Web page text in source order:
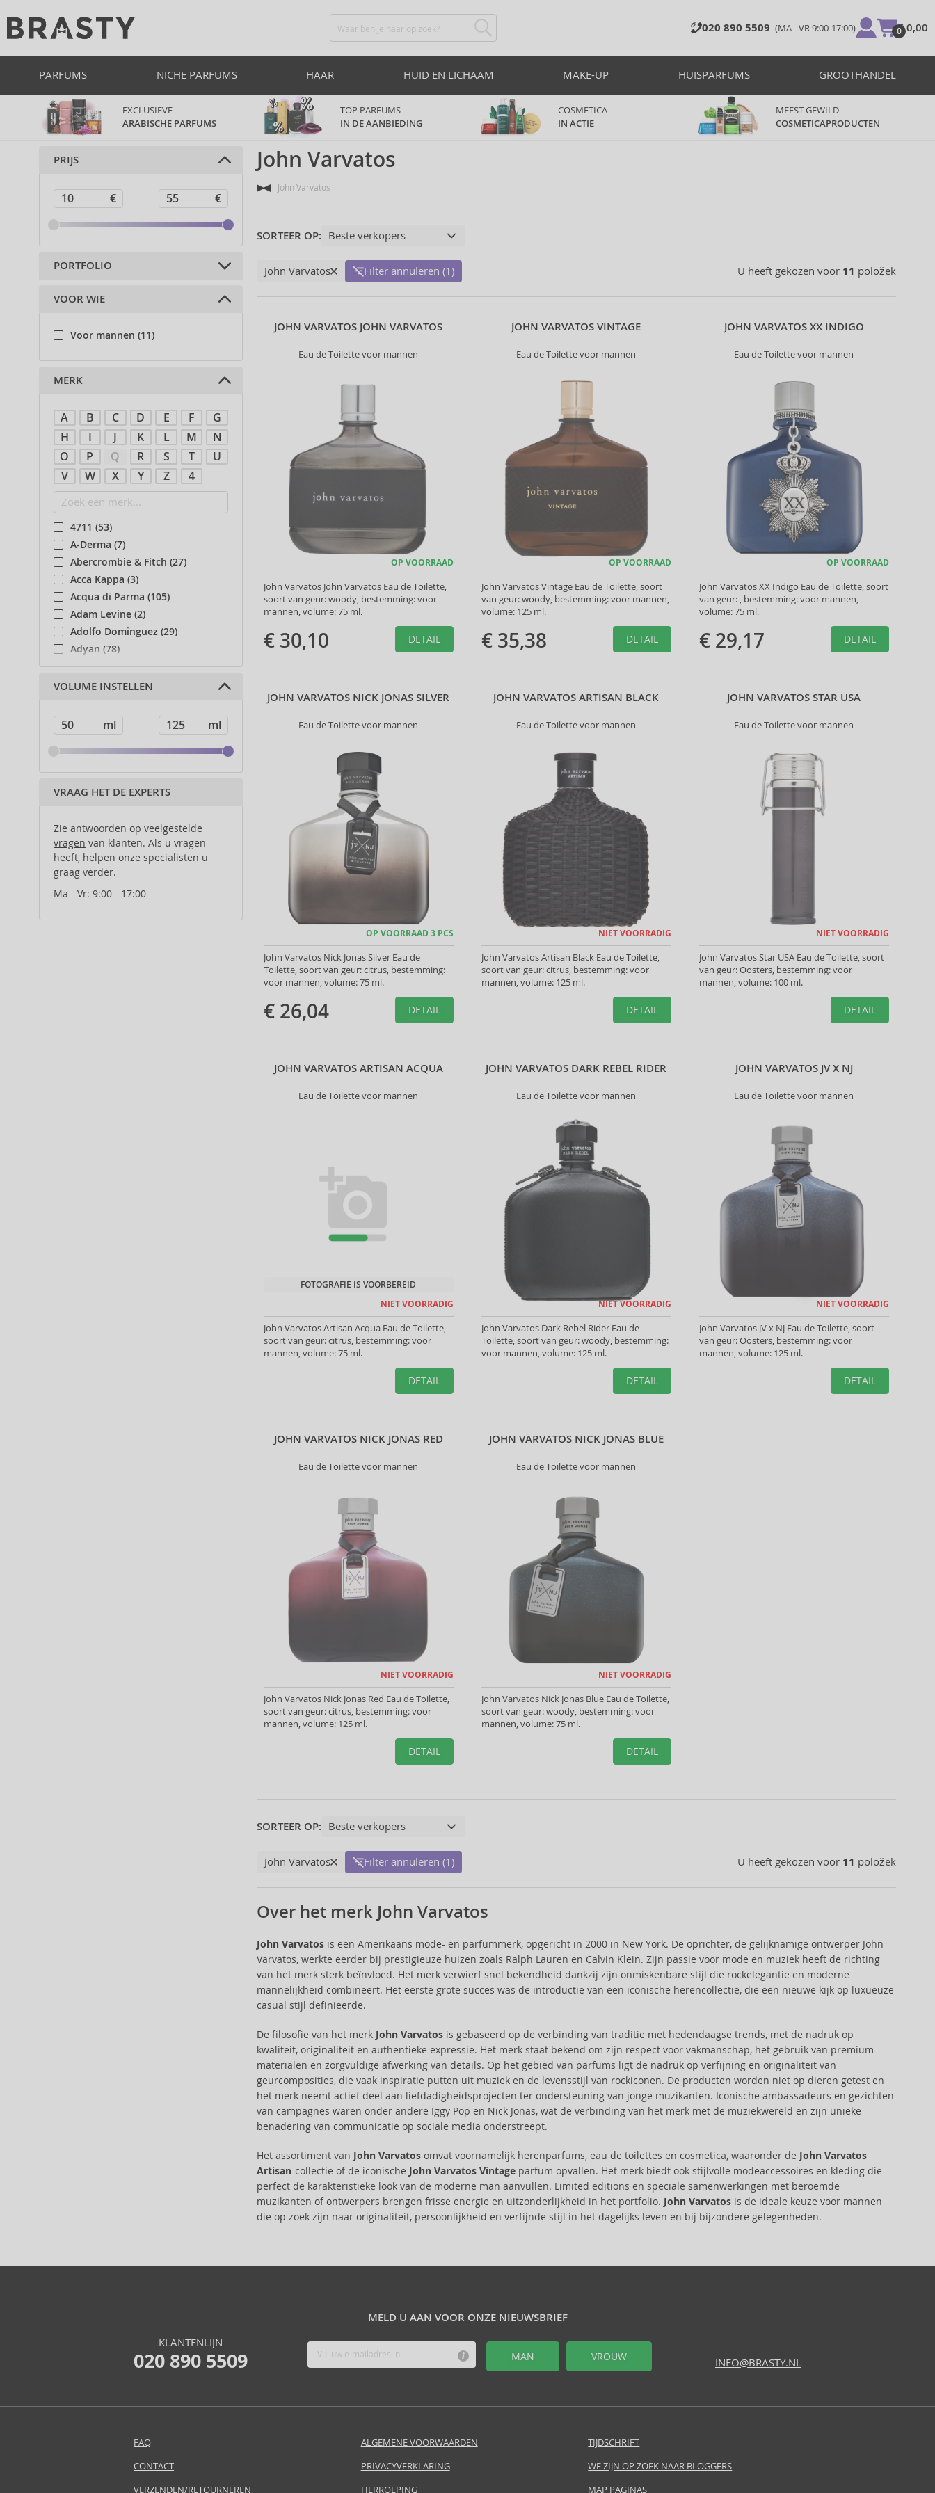
020 890 5509 (MA - VR 9:00-17:00) 0
€ 0,00
PARFUMS NICHE PARFUMS HAAR HUID EN LICHAAM MAKE-UP HUISPARFUMS GROOTHANDEL
EXCLUSIEVE
ARABISCHE PARFUMS
TOP PARFUMS
IN DE AANBIEDING
COSMETICA
IN ACTIE
MEEST GEWILD
COSMETICAPRODUCTEN
John Varvatos
John Varvatos
SORTEER OP:
U heeft gekozen voor 11 položek
John Varvatos Filter annuleren (1)
JOHN VARVATOS JOHN VARVATOS
Eau de Toilette voor mannen
OP VOORRAAD
John Varvatos John Varvatos Eau de Toilette,
soort van geur: woody, bestemming: voor
mannen, volume: 75 ml.
€ 30,10 DETAIL
JOHN VARVATOS VINTAGE
Eau de Toilette voor mannen
OP VOORRAAD
John Varvatos Vintage Eau de Toilette, soort
van geur: woody, bestemming: voor mannen,
volume: 125 ml.
€ 35,38 DETAIL
JOHN VARVATOS XX INDIGO
Eau de Toilette voor mannen
OP VOORRAAD
John Varvatos XX Indigo Eau de Toilette, soort
van geur: , bestemming: voor mannen,
volume: 75 ml.
€ 29,17 DETAIL
JOHN VARVATOS NICK JONAS SILVER
Eau de Toilette voor mannen
OP VOORRAAD 3 PCS
John Varvatos Nick Jonas Silver Eau de
Toilette, soort van geur: citrus, bestemming:
voor mannen, volume: 75 ml.
€ 26,04 DETAIL
JOHN VARVATOS ARTISAN BLACK
Eau de Toilette voor mannen
NIET VOORRADIG
John Varvatos Artisan Black Eau de Toilette,
soort van geur: citrus, bestemming: voor
mannen, volume: 125 ml.
DETAIL
JOHN VARVATOS STAR USA
Eau de Toilette voor mannen
NIET VOORRADIG
John Varvatos Star USA Eau de Toilette, soort
van geur: Oosters, bestemming: voor
mannen, volume: 100 ml.
DETAIL
JOHN VARVATOS ARTISAN ACQUA
Eau de Toilette voor mannen
FOTOGRAFIE IS VOORBEREID
NIET VOORRADIG
John Varvatos Artisan Acqua Eau de Toilette,
soort van geur: citrus, bestemming: voor
mannen, volume: 75 ml.
DETAIL
JOHN VARVATOS DARK REBEL RIDER
Eau de Toilette voor mannen
NIET VOORRADIG
John Varvatos Dark Rebel Rider Eau de
Toilette, soort van geur: woody, bestemming:
voor mannen, volume: 125 ml.
DETAIL
JOHN VARVATOS JV X NJ
Eau de Toilette voor mannen
NIET VOORRADIG
John Varvatos JV x NJ Eau de Toilette, soort
van geur: Oosters, bestemming: voor
mannen, volume: 125 ml.
DETAIL
JOHN VARVATOS NICK JONAS RED
Eau de Toilette voor mannen
NIET VOORRADIG
John Varvatos Nick Jonas Red Eau de Toilette,
soort van geur: citrus, bestemming: voor
mannen, volume: 125 ml.
DETAIL
JOHN VARVATOS NICK JONAS BLUE
Eau de Toilette voor mannen
NIET VOORRADIG
John Varvatos Nick Jonas Blue Eau de Toilette,
soort van geur: woody, bestemming: voor
mannen, volume: 75 ml.
DETAIL
SORTEER OP:
U heeft gekozen voor 11 položek
John Varvatos Filter annuleren (1)
Over het merk John Varvatos
John Varvatosis een Amerikaans mode- en parfummerk, opgericht in 2000 in New York. De oprichter, de gelijknamige ontwerper John
Varvatos, werkte eerder bij prestigieuze huizen zoals Ralph Lauren en Calvin Klein. Zijn passie voor mode en muziek heeft de richting
van het merk sterk beïnvloed. Het merk verwierf snel bekendheid dankzij zijn onmiskenbare stijl die rockelegantie en moderne
mannelijkheid combineert. Het eerste grote succes was de introductie van een iconische herencollectie, die een nieuwe kijk op luxueuze
casual stijl definieerde.
De filosofie van het merk John Varvatosis gebaseerd op de verbinding van traditie met hedendaagse trends, met de nadruk op
kwaliteit, originaliteit en authentieke expressie. Het merk staat bekend om zijn respect voor vakmanschap, het gebruik van premium
materialen en zorgvuldige afwerking van details. Op het gebied van parfums ligt de nadruk op verfijning en originaliteit van
geurcomposities, die vaak inspiratie putten uit muziek en de levensstijl van rockiconen. De producten worden niet op dieren getest en
het merk neemt actief deel aan liefdadigheidsprojecten ter ondersteuning van jonge muzikanten. Iconische ambassadeurs en gezichten
van campagnes waren onder andere Iggy Pop en Nick Jonas, wat de verbinding van het merk met de muziekwereld en zijn unieke
benadering van communicatie op sociale media onderstreept.
Het assortiment van John Varvatosomvat voornamelijk herenparfums, eau de toilettes en cosmetica, waaronder de John Varvatos
Artisan-collectie of de iconische John Varvatos Vintageparfum opvallen. Het merk biedt ook stijlvolle modeaccessoires en kleding die
perfect de karakteristieke look van de moderne man aanvullen. Limited editions en speciale samenwerkingen met beroemde
muzikanten of ontwerpers brengen frisse energie en uitzonderlijkheid in het portfolio. John Varvatosis de ideale keuze voor mannen
die op zoek zijn naar originaliteit, persoonlijkheid en verfijnde stijl in het dagelijks leven en bij bijzondere gelegenheden.
PRIJS
PORTFOLIO
Parfums (11)
VOOR WIE
Voor mannen (11)
MERK
A B C D E F
G
H
I J K L M
N
O
P Q R S T
U
V
W X Y Z 4
4711 (53)
A-Derma (7)
Abercrombie & Fitch (27)
Acca Kappa (3)
Acqua di Parma (105)
Adam Levine (2)
Adolfo Dominguez (29)
Adyan (78)
Affinage (1)
Afnan (83)
Ahava (49)
Aigner (42)
Ajmal (87)
Al Haramain (178)
Al Wataniah (79)
Alcina (156)
Alexander McQueen (2)
Alexandre.J (31)
Alfaparf Milano (175)
Alfred Sung (7)
BlanX (14)
BodyBoom (9)
Bond No. 9 (82)
Boucheron (37)
Britney Spears (41)
VOLUME INSTELLEN
VRAAG HET DE EXPERTS
Zie antwoorden op veelgestelde
vragen van klanten. Als u vragen
heeft, helpen onze specialisten u
graag verder.
Ma - Vr: 9:00 - 17:00
MELD U AAN VOOR ONZE NIEUWSBRIEF
MAN VROUW
KLANTENLIJN
020 890 5509 INFO@BRASTY.NL
FAQ
CONTACT
VERZENDEN/RETOURNEREN
ALGEMENE VOORWAARDEN
PRIVACYVERKLARING
HERROEPING
TIJDSCHRIFT
WE ZIJN OP ZOEK NAAR BLOGGERS
MAP PAGINAS